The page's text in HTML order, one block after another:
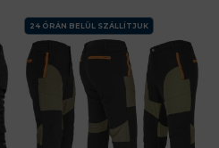
24 ÓRÁN BELÜL SZÁLLÍTJUK